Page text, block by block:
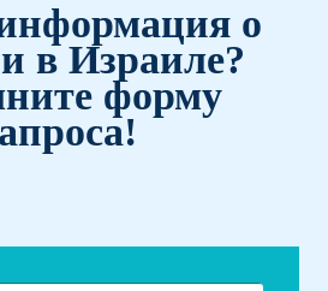
о
в Израиле?
форму